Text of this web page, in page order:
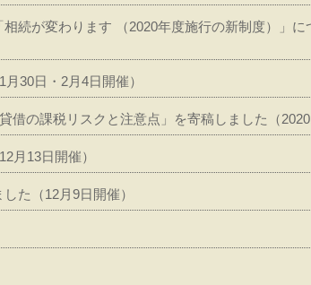
続が変わります （2020年度施行の新制度）」に
30日・2月4日開催）
借の課税リスクと注意点」を寄稿しました（
月13日開催）
た（12月9日開催）